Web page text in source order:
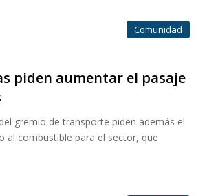
Comunidad
piden aumentar el pasaje
gremio de transporte piden además el
al combustible para el sector, que